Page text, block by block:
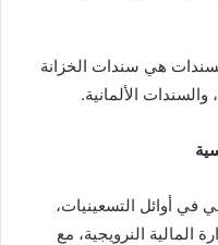
هي سندات الخزانة
والسندات الألمانية.
في أوائل التسعينيات،
النرويجية، مع